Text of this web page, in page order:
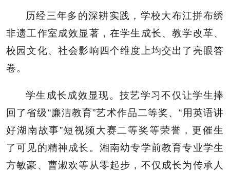
历经三年多的深耕实践，学校大布江拼布绣
非遗工作室成效显著，在学生成长、教学改革、
校园文化、社会影响四个维度上均交出了亮眼答
卷。
学生成长成效显现。技艺学习不仅让学生捧
回了省级“廉洁教育”艺术作品二等奖、“用英语讲
好湖南故事”短视频大赛二等奖等荣誉，更催生
了可见的精神成长。湘南幼专学前教育专业学生
方敏豪、曹淑欢等从零起步，不仅成长为传承人